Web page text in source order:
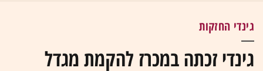
גינדי החזקות
גינדי זכתה במכרז להקמת מגדל